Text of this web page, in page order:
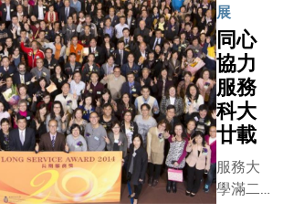
展
同心
協力
服務
科大
廿載
服務大
學滿二